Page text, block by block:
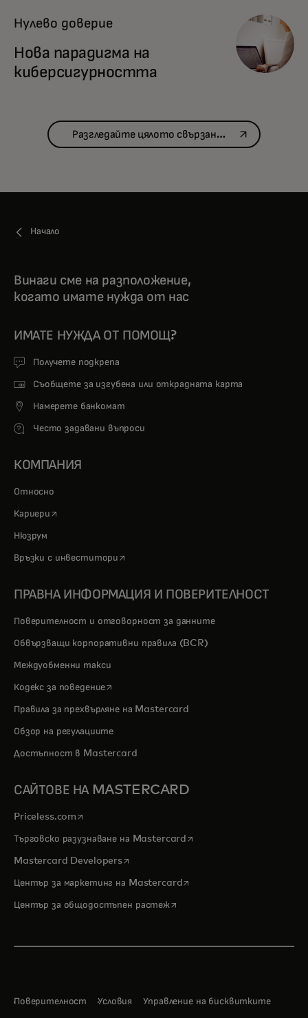
Нулево доверие
Нова парадигма на
киберсигурността
Разгледайте цялото свързано
opens in a new tab
Начало
Винаги сме на разположение,
когато имате нужда от нас
ИМАТЕ НУЖДА ОТ ПОМОЩ?
Получете подкрепа
Съобщете за изгубена или открадната карта
Намерете банкомат
Често задавани въпроси
КОМПАНИЯ
Относно
Кариери opens in a new tab
Нюзрум
Връзки с инвеститори opens in a new tab
ПРАВНА ИНФОРМАЦИЯ И ПОВЕРИТЕЛНОСТ
Поверителност и отговорност за данните
Обвързващи корпоративни правила (BCR)
Междуобменни такси
Кодекс за поведениеopens in a new tab
Правила за прехвърляне на Mastercard
Обзор на регулациите
Достъпност в Mastercard
САЙТОВЕ НА MASTERCARD
Priceless.com opens in a new tab
Търговско разузнаване на Mastercard opens in a new tab
Mastercard Developersopens in a new tab
Център за маркетинг на Mastercardopens in a new tab
Център за общодостъпен растежopens in a new tab
Поверителност Условия Управление на бисквитките